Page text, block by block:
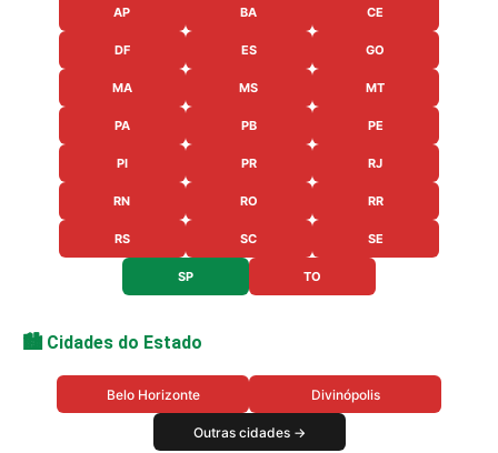
AP BA CE
DF ES GO
MA MS MT
PA PB PE
PI PR RJ
RN RO RR
RS SC SE
SP TO
🏙️ Cidades do Estado
Belo Horizonte Divinópolis
Outras cidades →